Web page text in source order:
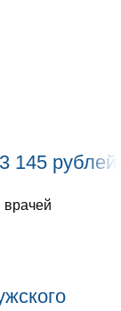
145 рублей